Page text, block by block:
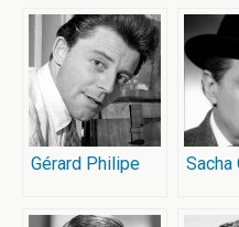
1930 – 1945
Gérard Philipe Sacha